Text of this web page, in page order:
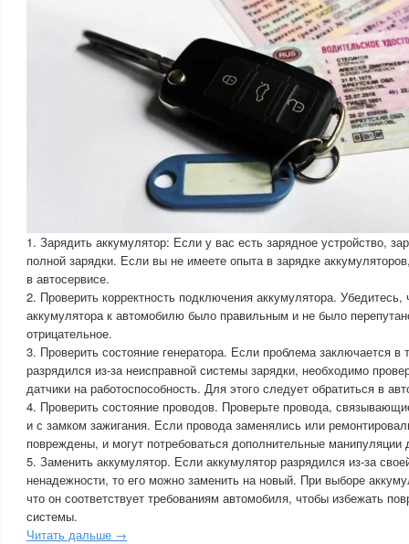
1. Зарядить аккумулятор: Если у вас есть зарядное устройство,
полной зарядки. Если вы не имеете опыта в зарядке
в автосервисе.
2. Проверить корректность подключения аккумулятора.
аккумулятора к автомобилю было правильным и не было
отрицательное.
3. Проверить состояние генератора. Если проблема заключается в
разрядился из-за неисправной системы зарядки, необходимо
датчики на работоспособность. Для этого следует обратиться в
4. Проверить состояние проводов. Проверьте провода,
и с замком зажигания. Если провода заменялись или
повреждены, и могут потребоваться дополнительные
5. Заменить аккумулятор. Если аккумулятор разрядился из-за
ненадежности, то его можно заменить на новый. При выборе
что он соответствует требованиям автомобиля, чтобы избежать
системы.
Читать дальше →